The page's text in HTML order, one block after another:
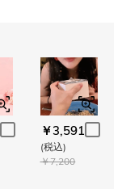
￥3,591
(税込)
￥7,200